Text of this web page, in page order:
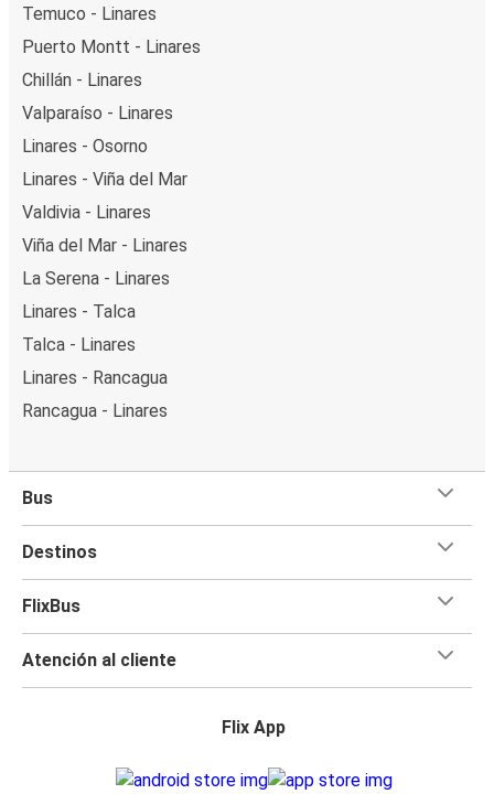
Temuco - Linares
Puerto Montt - Linares
Chillán - Linares
Valparaíso - Linares
Linares - Osorno
Linares - Viña del Mar
Valdivia - Linares
Viña del Mar - Linares
La Serena - Linares
Linares - Talca
Talca - Linares
Linares - Rancagua
Rancagua - Linares
Bus
Destinos
FlixBus
Atención al cliente
Flix App